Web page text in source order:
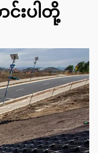
းပါတို့